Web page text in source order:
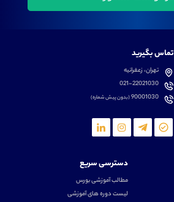
تماس بگیرید
تهران، زعفرانیه
021-22021030
90001030(بدون پیش شماره)
دسترسی سریع
مطالب آموزشی بورس
لیست دوره های آموزشی